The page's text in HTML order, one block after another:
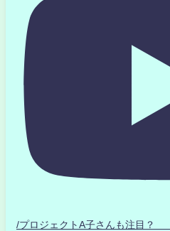
/プロジェクトA子さんも注目